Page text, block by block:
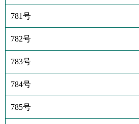
781号
782号
783号
784号
785号